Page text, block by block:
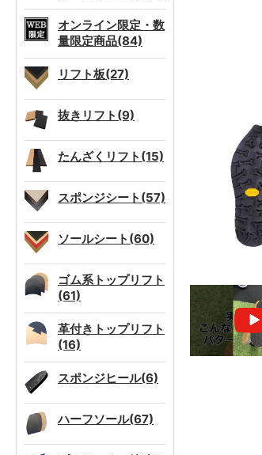
オンライン限定・数
量限定商品(84)
リフト板(27)
抜きリフト(9)
たんざくリフト(15)
スポンジシート(57)
ソールシート(60)
ゴム系トップリフト
(61)
革付きトップリフト
(16)
スポンジヒール(6)
ハーフソール(67)